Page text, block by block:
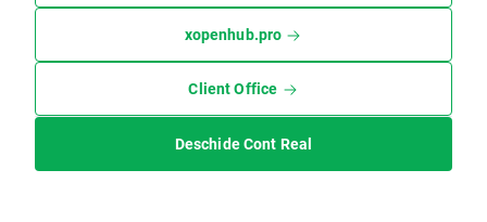
xopenhub.pro
Client Office
Deschide Cont Real